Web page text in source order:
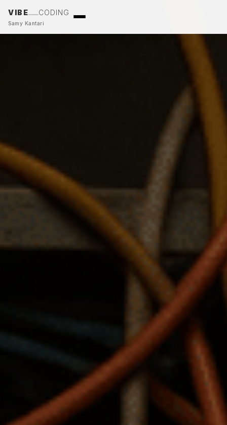
VIBE CODING
Samy Kantari